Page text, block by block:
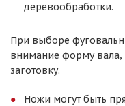
деревообработки.
При выборе
внимание форму вала,
заготовку.
Ножи могут быть